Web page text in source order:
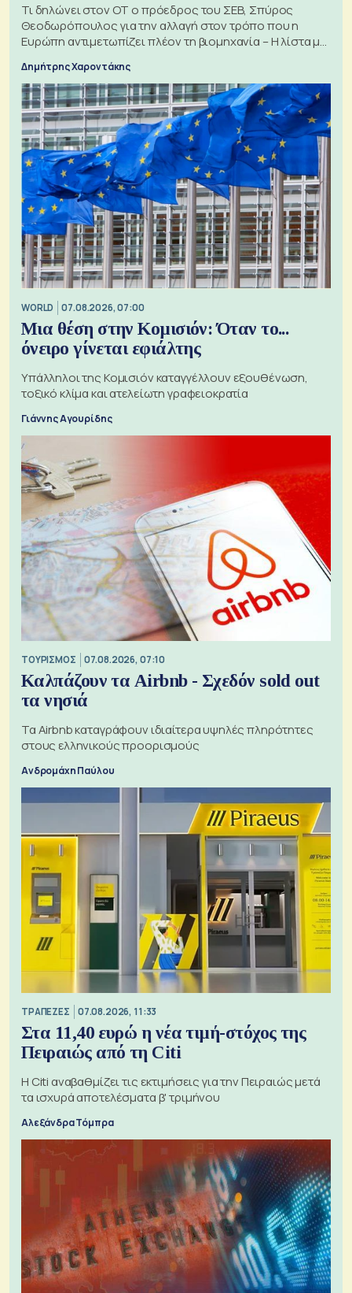
Τι δηλώνει στον ΟΤ ο πρόεδρος του ΣΕΒ, Σπύρος
Θεοδωρόπουλος για την αλλαγή στον τρόπο που η
Ευρώπη αντιμετωπίζει πλέον τη βιομηχανία – Η λίστα με
Δημήτρης Χαροντάκης
WORLD 07.08.2026, 07:00
Μια θέση στην Κομισιόν: Όταν το...
όνειρο γίνεται εφιάλτης
Υπάλληλοι της Κομισιόν καταγγέλλουν εξουθένωση,
τοξικό κλίμα και ατελείωτη γραφειοκρατία
Γιάννης Αγουρίδης
ΤΟΥΡΙΣΜΟΣ 07.08.2026, 07:10
Καλπάζουν τα Airbnb - Σχεδόν sold out
τα νησιά
Τα Airbnb καταγράφουν ιδιαίτερα υψηλές πληρότητες
στους ελληνικούς προορισμούς
Ανδρομάχη Παύλου
ΤΡΑΠΕΖΕΣ 07.08.2026, 11:33
Στα 11,40 ευρώ η νέα τιμή-στόχος της
Πειραιώς από τη Citi
Η Citi αναβαθμίζει τις εκτιμήσεις για την Πειραιώς μετά
τα ισχυρά αποτελέσματα β' τριμήνου
Αλεξάνδρα Τόμπρα